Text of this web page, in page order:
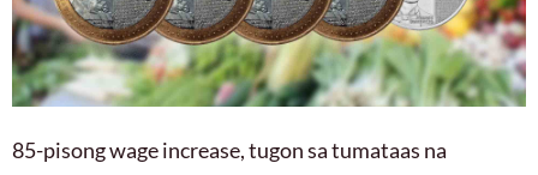
85-pisong wage increase, tugon sa tumataas na